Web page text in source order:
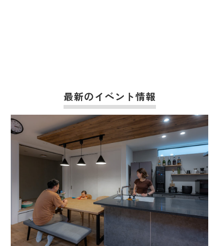
最新のイベント情報